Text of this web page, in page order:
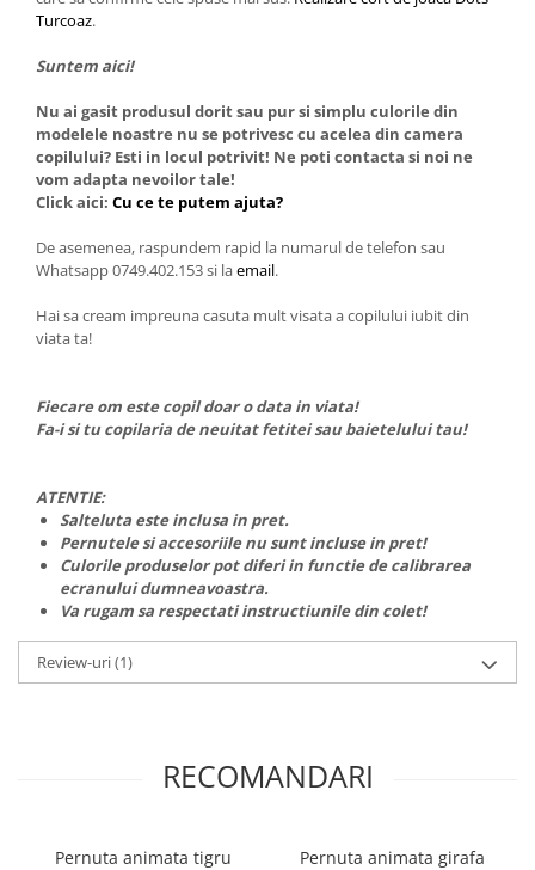
Turcoaz.
Suntem aici!
Nu ai gasit produsul dorit sau pur si simplu culorile din
modelele noastre nu se potrivesc cu acelea din camera
copilului? Esti in locul potrivit! Ne poti contacta si noi ne
vom adapta nevoilor tale!
Click aici: Cu ce te putem ajuta?
De asemenea, raspundem rapid la numarul de telefon sau
Whatsapp 0749.402.153 si laemail.
Hai sa cream impreuna casuta mult visata a copilului iubit din
viata ta!
Fiecare om este copil doar o data in viata!
Fa-i si tu copilaria de neuitat fetitei sau baietelului tau!
ATENTIE:
Salteluta este inclusa in pret.
Pernutele si accesoriile nu sunt incluse in pret!
Culorile produselor pot diferi in functie de calibrarea
ecranului dumneavoastra.
Va rugam sa respectati instructiunile din colet!
Review-uri(1)
RECOMANDARI
Pernuta animata tigru
Pernuta animata girafa